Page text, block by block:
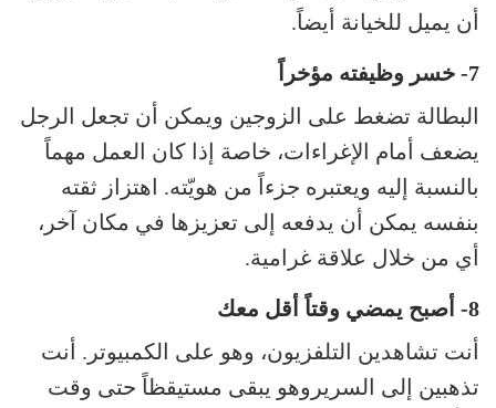
أن يميل للخيانة أيضاً.
7- خسر وظيفته مؤخراً
البطالة تضغط على الزوجين ويمكن أن تجعل الرجل
يضعف أمام الإغراءات، خاصة إذا كان العمل مهماً
بالنسبة إليه ويعتبره جزءاً من هويّته. اهتزاز ثقته
بنفسه يمكن أن يدفعه إلى تعزيزها في مكان آخر،
أي من خلال علاقة غرامية.
8- أصبح يمضي وقتاً أقل معك
أنت تشاهدين التلفزيون، وهو على الكمبيوتر. أنت
تذهبين إلى السريروهو يبقى مستيقظاً حتى وقت